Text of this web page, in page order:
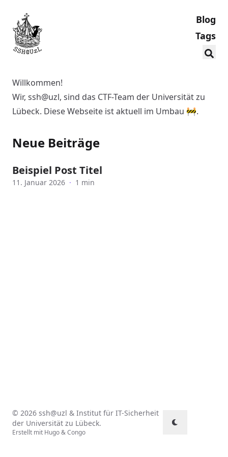
Blog
Tags
Willkommen!
Wir, ssh@uzl, sind das CTF-Team der Universität zu
Lübeck. Diese Webseite ist aktuell im Umbau 🚧.
Neue Beiträge
Beispiel Post Titel
11. Januar 2026 · 1 min
© 2026 ssh@uzl & Institut für IT-Sicherheit
der Universität zu Lübeck.
Erstellt mit Hugo&Congo